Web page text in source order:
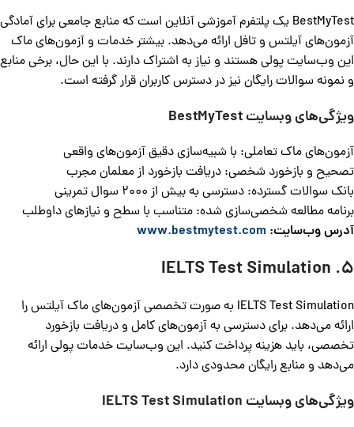
BestMyTest یک پلتفرم آموزشی آنلاین است که منابع جامعی برای آمادگی
آزمون‌های آیلتس و تافل ارائه می‌دهد. بیشتر خدمات و آزمون‌های ماک
این وب‌سایت پولی هستند و نیاز به اشتراک دارند. با این حال، برخی منابع
و نمونه سوالات رایگان نیز در دسترس کاربران قرار گرفته است.
ویژگی‌های وبسایتBestMyTest
آزمون‌های ماک تعاملی: با شبیه‌سازی دقیق آزمون‌های واقعی
تصحیح و بازخورد شخصی: دریافت بازخورد از معلمان مجرب
بانک سوالات گسترده: دسترسی به بیش از ۲۰۰۰ سوال تمرینی
برنامه مطالعه شخصی‌سازی شده: متناسب با سطح و نیازهای داوطلب
آدرس وب‌سایت: www.bestmytest.com
5. IELTS Test Simulation
IELTS Test Simulation به صورت تخصصی آزمون‌های ماک آیلتس را
ارائه می‌دهد. برای دسترسی به آزمون‌های کامل و دریافت بازخورد
تخصصی، باید هزینه پرداخت کنید. این وب‌سایت خدمات پولی ارائه
می‌دهد و منابع رایگان محدودی دارد.
ویژگی‌های وبسایت IELTS Test Simulation